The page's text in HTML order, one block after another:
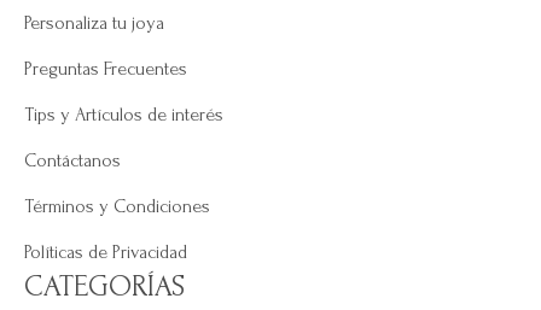
Personaliza tu joya
Preguntas Frecuentes
Tips y Artículos de interés
Contáctanos
Términos y Condiciones
Políticas de Privacidad
CATEGORÍAS